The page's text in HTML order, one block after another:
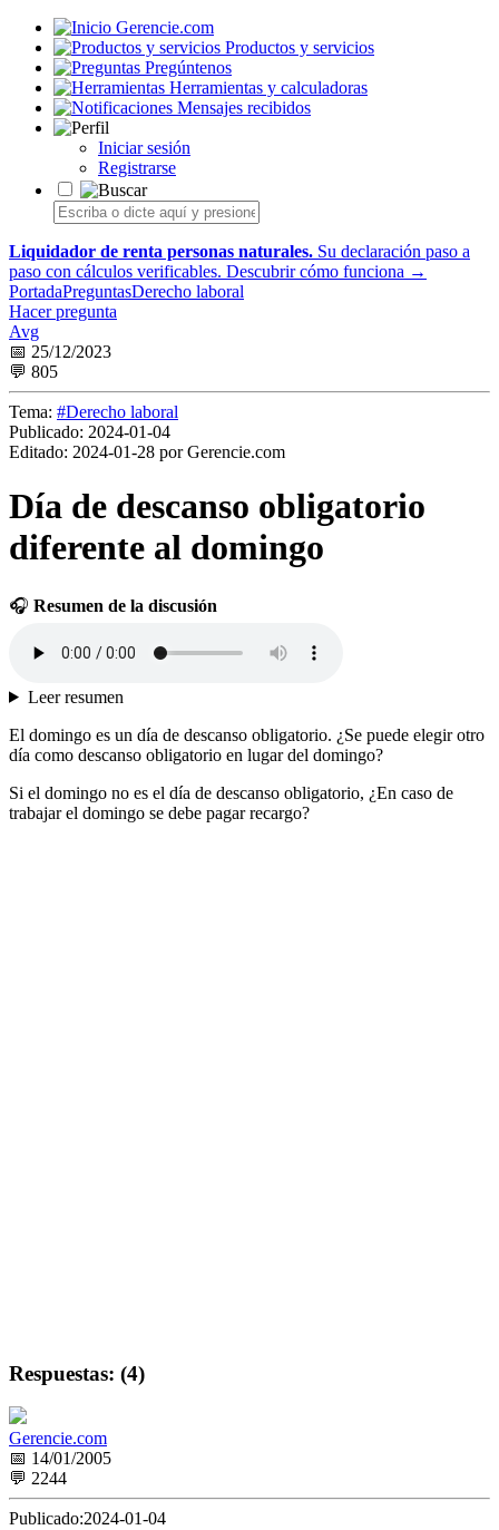
Gerencie.com
Productos y servicios
Pregúntenos
Herramientas y calculadoras
Mensajes recibidos
Iniciar sesión
Registrarse
Liquidador de renta personas naturales. Su declaración paso a
paso con cálculos verificables. Descubrir cómo funciona →
PortadaPreguntasDerecho laboral
Hacer pregunta
Avg
📅 25/12/2023
💬 805
Tema: #Derecho laboral
Publicado: 2024-01-04
Editado: 2024-01-28 por Gerencie.com
Día de descanso obligatorio
diferente al domingo
🎧 Resumen de la discusión
Leer resumen
El domingo es un día de descanso obligatorio. ¿Se puede elegir otro
día como descanso obligatorio en lugar del domingo?
Si el domingo no es el día de descanso obligatorio, ¿En caso de
trabajar el domingo se debe pagar recargo?
Respuestas: (4)
Gerencie.com
📅 14/01/2005
💬 2244
Publicado:2024-01-04